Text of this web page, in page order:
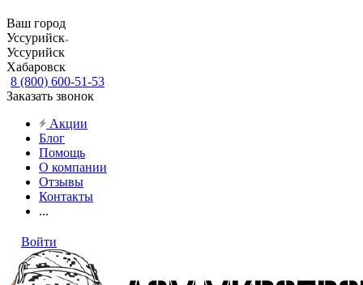
Ваш город
Уссурийск
Уссурийск
Хабаровск
8 (800) 600-51-53
Заказать звонок
Акции
Блог
Помощь
О компании
Отзывы
Контакты
...
Войти